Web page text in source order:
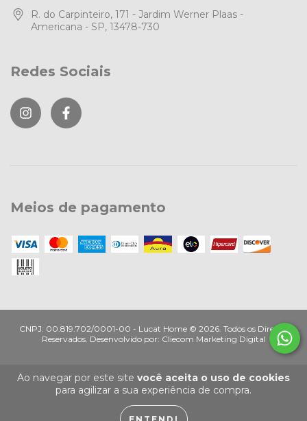
Ao navegar por este site você aceita o uso de cookies
para agilizar a sua experiência de compra.
R. do Carpinteiro, 171 - Jardim Werner Plaas -
Americana - SP, 13478-730
Redes Sociais
Meios de pagamento
Lucat Home © 2026. Todos os Direitos
Reservados. Desenvolvido por: Cliecom Marketing Digital